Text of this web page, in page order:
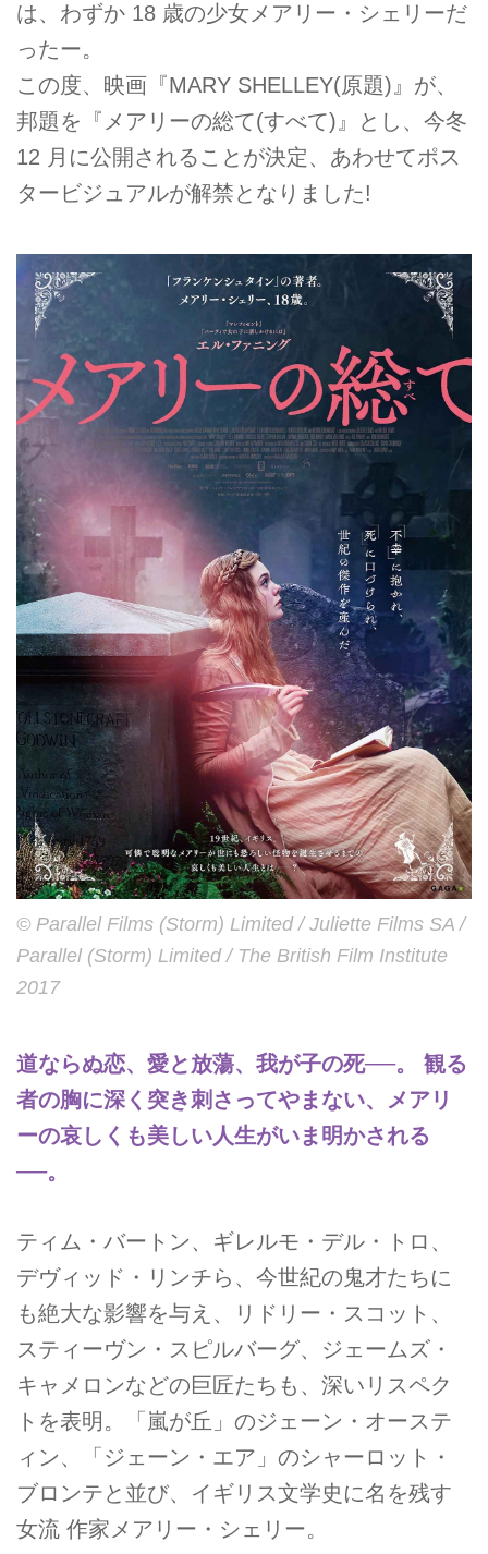
は、わずか 18 歳の少女メアリー・シェリーだ
ったー。
この度、映画『MARY SHELLEY(原題)』が、
邦題を『メアリーの総て(すべて)』とし、今冬
12 月に公開されることが決定、あわせてポス
タービジュアルが解禁となりました!
© Parallel Films (Storm) Limited / Juliette Films SA /
Parallel (Storm) Limited / The British Film Institute
2017
道ならぬ恋、愛と放蕩、我が子の死──。 観る
者の胸に深く突き刺さってやまない、メアリ
ーの哀しくも美しい人生がいま明かされる
──。
ティム・バートン、ギレルモ・デル・トロ、
デヴィッド・リンチら、今世紀の鬼才たちに
も絶大な影響を与え、リドリー・スコット、
スティーヴン・スピルバーグ、ジェームズ・
キャメロンなどの巨匠たちも、深いリスペク
トを表明。「嵐が丘」のジェーン・オーステ
ィン、「ジェーン・エア」のシャーロット・
ブロンテと並び、イギリス文学史に名を残す
女流 作家メアリー・シェリー。